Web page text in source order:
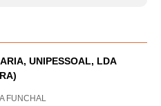
UNIPESSOAL, LDA
FUNCHAL